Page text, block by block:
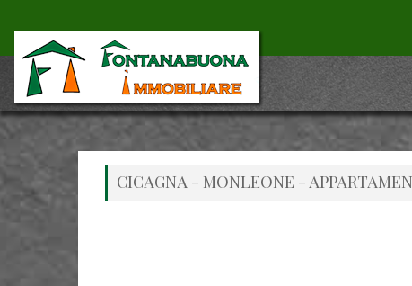
CICAGNA - MONLEONE -